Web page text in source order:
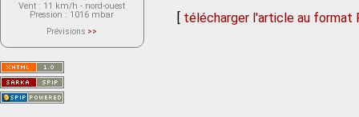
[ télécharger l'article au format
Vent : 11 km/h - nord-ouest
Pression : 1016 mbar
Prévisions >>
actuellement aucune prévision
Saint-Nom.
Veuillez consulter le message du
service ci-dessous.
(401 - Invalid API key. Please see
https://openweathermap.org/faq#error401